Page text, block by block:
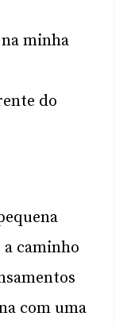
minha
do
caminho
com uma